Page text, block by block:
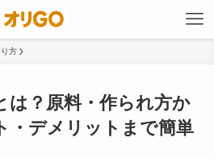
方
は？原料・作られ方か
・デメリットまで簡単